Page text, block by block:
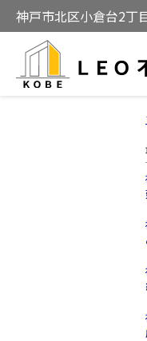
神戸市北区小倉台2